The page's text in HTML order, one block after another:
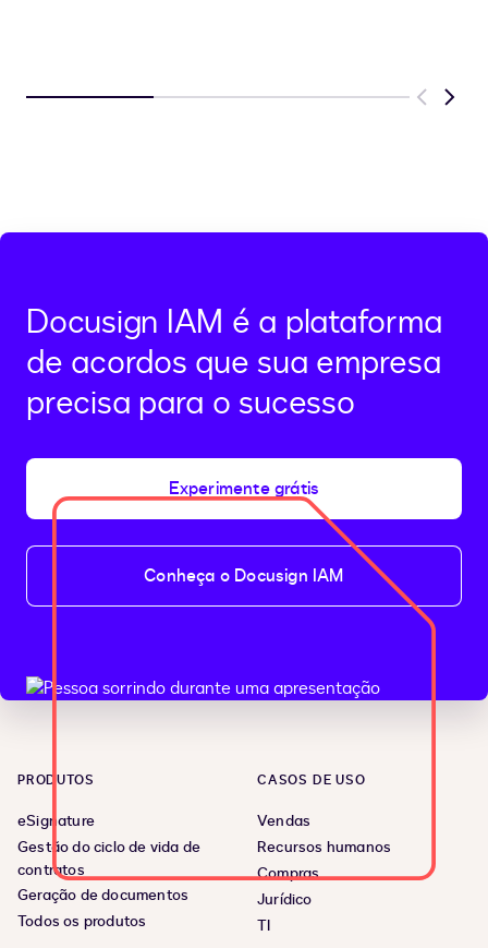
Previous
Next
Docusign IAM é a plataforma
de acordos que sua empresa
precisa para o sucesso
Experimente grátis
Conheça o Docusign IAM
PRODUTOS
eSignature
Gestão do ciclo de vida de
contratos
Geração de documentos
Todos os produtos
CASOS DE USO
Vendas
Recursos humanos
Compras
Jurídico
TI